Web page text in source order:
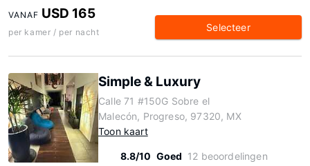
VANAF USD 165
per kamer / per nacht Selecteer
Simple & Luxury
Calle 71 #150G Sobre el
Malecón, Progreso, 97320, MX
Toon kaart
8.8/10 Goed 12 beoordelingen